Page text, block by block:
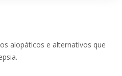
alopáticos e alternativos que